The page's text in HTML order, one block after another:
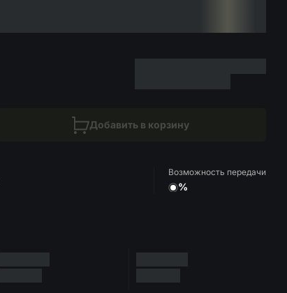
Добавить в корзину
Возможность передачи
%